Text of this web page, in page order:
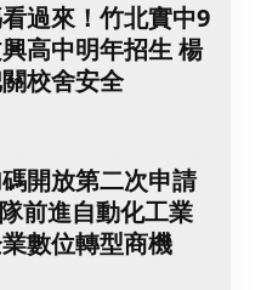
過來！竹北實中9
高中明年招生 楊
校舍安全
開放第二次申請
前進自動化工業
數位轉型商機